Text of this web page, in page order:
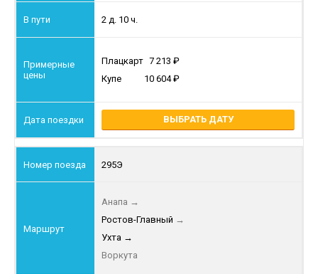
2 д. 10 ч.
Плацкарт 7 213
Купе
10 604
ВЫБРАТЬ ДАТУ
295Э
Анапа →
Ростов-Главный →
Ухта →
Воркута